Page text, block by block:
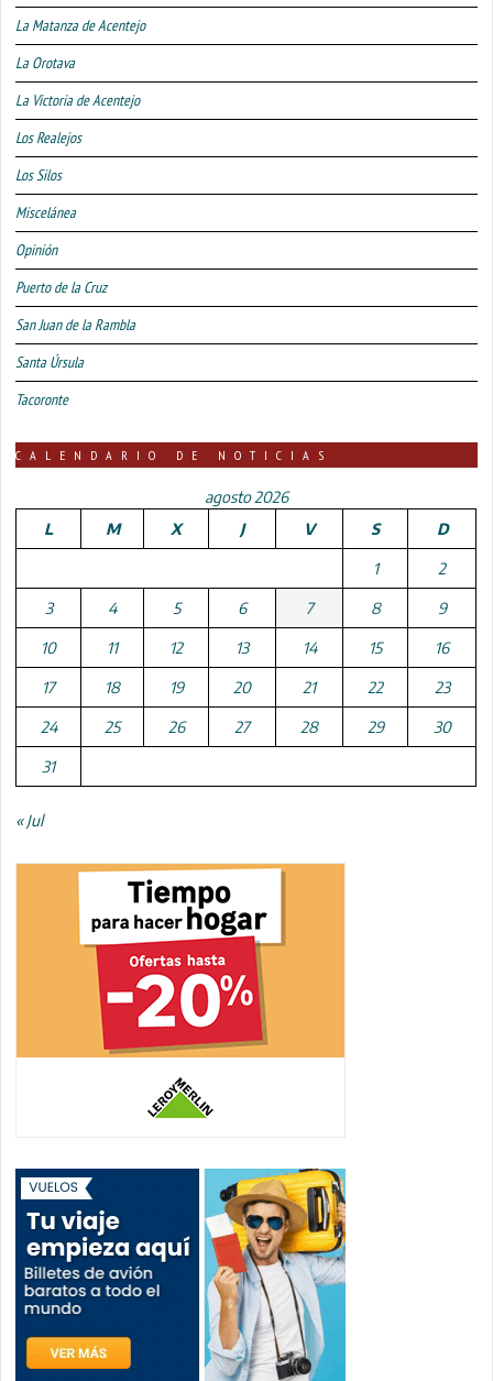
La Matanza de Acentejo
La Orotava
La Victoria de Acentejo
Los Realejos
Los Silos
Miscelánea
Opinión
Puerto de la Cruz
San Juan de la Rambla
Santa Úrsula
Tacoronte
CALENDARIO DE NOTICIAS
agosto 2026
L
M X J V S D
1 2
3 4 5 6 7 8 9
10 11 12 13 14 15 16
17 18 19 20 21 22 23
24 25 26 27 28 29 30
31
« Jul